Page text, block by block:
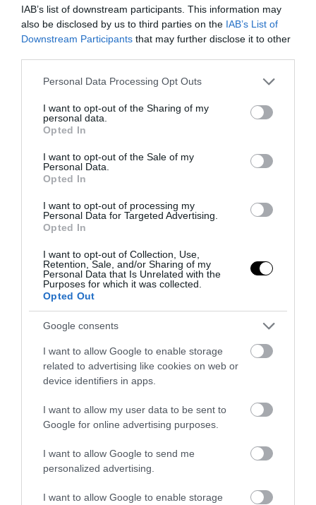
IAB’s list of downstream participants. This information may
also be disclosed by us to third parties on the IAB’s List of
Downstream Participants that may further disclose it to other
Please note that this website/app uses one or more Google
not limited to your visit or usage behaviour. You may click to
grant or deny consent to Google and its third-party tags to
use your data for below specified purposes in below Google
consent section.
Personal Data Processing Opt Outs
I want to opt-out of the Sharing of my
personal data.
Opted In
I want to opt-out of the Sale of my
Personal Data.
Opted In
I want to opt-out of processing my
Personal Data for Targeted Advertising.
Opted In
I want to opt-out of Collection, Use,
Retention, Sale, and/or Sharing of my
Personal Data that Is Unrelated with the
Purposes for which it was collected.
Opted Out
Google consents
I want to allow Google to enable storage
related to advertising like cookies on web or
device identifiers in apps.
I want to allow my user data to be sent to
Google for online advertising purposes.
I want to allow Google to send me
personalized advertising.
I want to allow Google to enable storage
υπόσχεται καλύτερη φυσική κατάσταση
με μόνο 30 λεπτά περπάτημα
PRONEWS.GR /ΦΥΣΙΚΗ ΚΑΤΑΣΤΑΣΗ
Γιατί ζαρώνουν τα δάχτυλά μας όσο
βρίσκονται στο νερό – Ποιες ασθένειες
κρύβονται πίσω από το «μειωμένο»
ζάρωμα
31.07.2026 | 22:30